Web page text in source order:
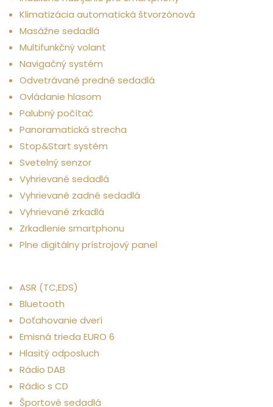
Klimatizácia automatická štvorzónová
Masážne sedadlá
Multifunkčný volant
Navigačný systém
Odvetrávané predné sedadlá
Ovládanie hlasom
Palubný počítač
Panoramatická strecha
Stop&Start systém
Svetelný senzor
Vyhrievané sedadlá
Vyhrievané zadné sedadlá
Vyhrievané zrkadlá
Zrkadlenie smartphonu
Plne digitálny prístrojový panel
ASR (TC,EDS)
Bluetooth
Doťahovanie dverí
Emisná trieda EURO 6
Hlasitý odposluch
Rádio DAB
Rádio s CD
Športové sedadlá